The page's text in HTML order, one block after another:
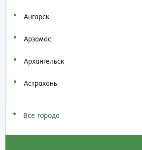
Ангарск
Арзамас
Архангельск
Астрахань
Все города